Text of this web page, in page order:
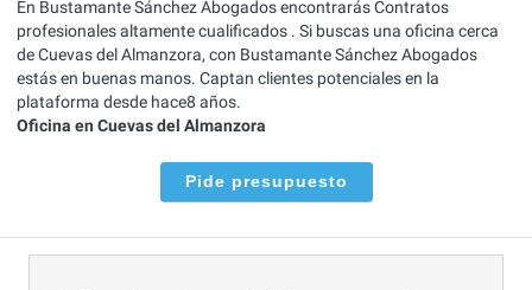
En Bustamante Sánchez Abogados encontrarás Contratos
profesionales altamente cualificados . Si buscas una oficina cerca
de Cuevas del Almanzora, con Bustamante Sánchez Abogados
estás en buenas manos. Captan clientes potenciales en la
plataforma desde hace8 años.
Oficina en Cuevas del Almanzora
Pide presupuesto